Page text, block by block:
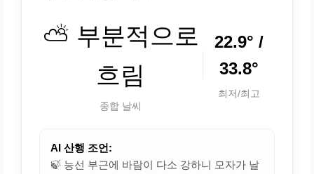
⛅ 부분적으로
흐림
종합 날씨
22.9° /
33.8°
최저/최고
AI 산행 조언:
🍃 능선 부근에 바람이 다소 강하니 모자가 날